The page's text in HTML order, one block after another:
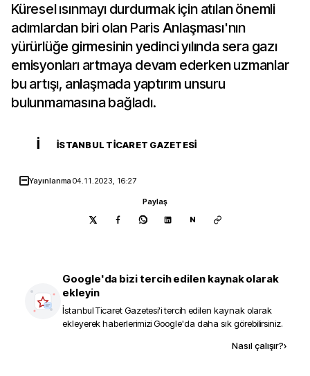
Küresel ısınmayı durdurmak için atılan önemli
adımlardan biri olan Paris Anlaşması'nın
yürürlüğe girmesinin yedinci yılında sera gazı
emisyonları artmaya devam ederken uzmanlar
bu artışı, anlaşmada yaptırım unsuru
bulunmamasına bağladı.
İ İSTANBUL TICARET GAZETESI
Yayınlanma04.11.2023, 16:27
Paylaş
N
Google'da bizi tercih edilen kaynak olarak
ekleyin
İstanbul Ticaret Gazetesi'i tercih edilen kaynak olarak
ekleyerek haberlerimizi Google'da daha sık görebilirsiniz.
Nasıl çalışır?›